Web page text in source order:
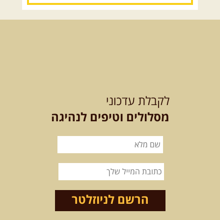
14.08.2026 שישי- מעיינות
נצא מצומת גולנו למסע שטח מרתק
בגליל. נבקר בקבר יתרו, ...
שישי-שבת-
מלח מים ושמים – טיולילה עם
האם אתם מחפשים חוויה מיוחדת
בטבע? מחפשים חוויה שתעניק לכם ...
לקבלת עדכוני
מסלולים וטיפים לנהיגה
הרשם לניוזלטר